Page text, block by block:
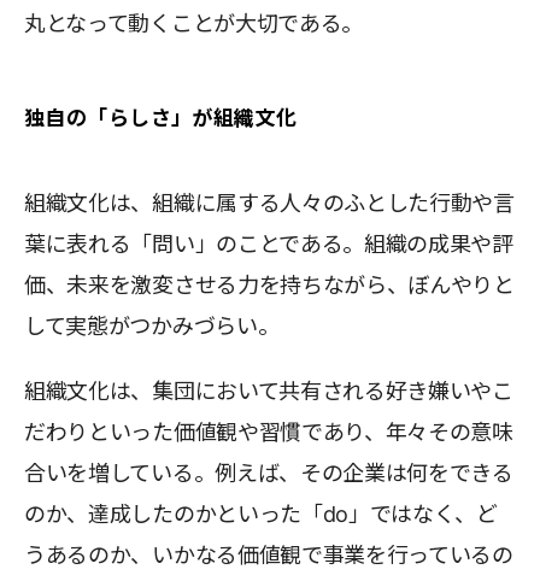
丸となって動くことが大切である。
独自の「らしさ」が組織文化
組織文化は、組織に属する人々のふとした行動や言
葉に表れる「問い」のことである。組織の成果や評
価、未来を激変させる力を持ちながら、ぼんやりと
して実態がつかみづらい。
組織文化は、集団において共有される好き嫌いやこ
だわりといった価値観や習慣であり、年々その意味
合いを増している。例えば、その企業は何をできる
のか、達成したのかといった「do」ではなく、ど
うあるのか、いかなる価値観で事業を行っているの